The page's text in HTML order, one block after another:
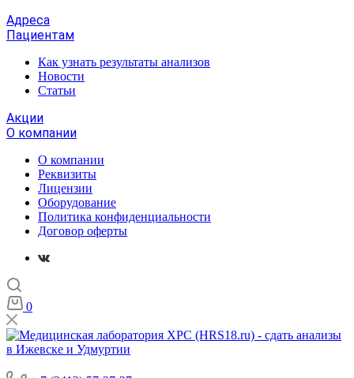
Адреса
Пациентам
Как узнать результаты анализов
Новости
Статьи
Акции
О компании
О компании
Реквизиты
Лицензии
Оборудование
Политика конфиденциальности
Договор оферты
0